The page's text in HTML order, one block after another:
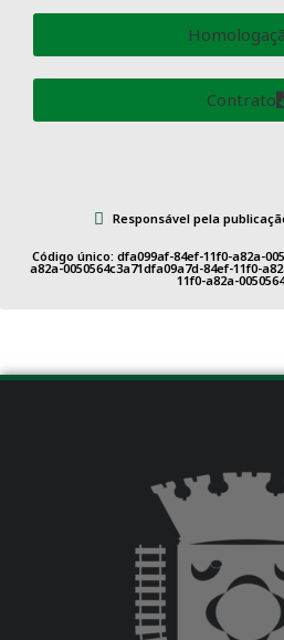
Contrato
Responsável pela
Código único: dfa099af-84ef-11f0-a82a-
a82a-0050564c3a71dfa09a7d-84ef-11f0-
11f0-a82a-